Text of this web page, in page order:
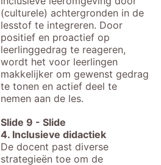
(culturele) achtergronden in de
lesstof te integreren. Door
positief en proactief op
leerlinggedrag te reageren,
wordt het voor leerlingen
makkelijker om gewenst gedrag
te tonen en actief deel te
nemen aan de les.
Slide 9 - Slide
4. Inclusieve didactiek
De docent past diverse
strategieën toe om de